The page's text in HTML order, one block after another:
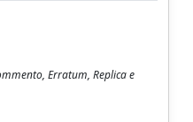
Erratum, Replica e